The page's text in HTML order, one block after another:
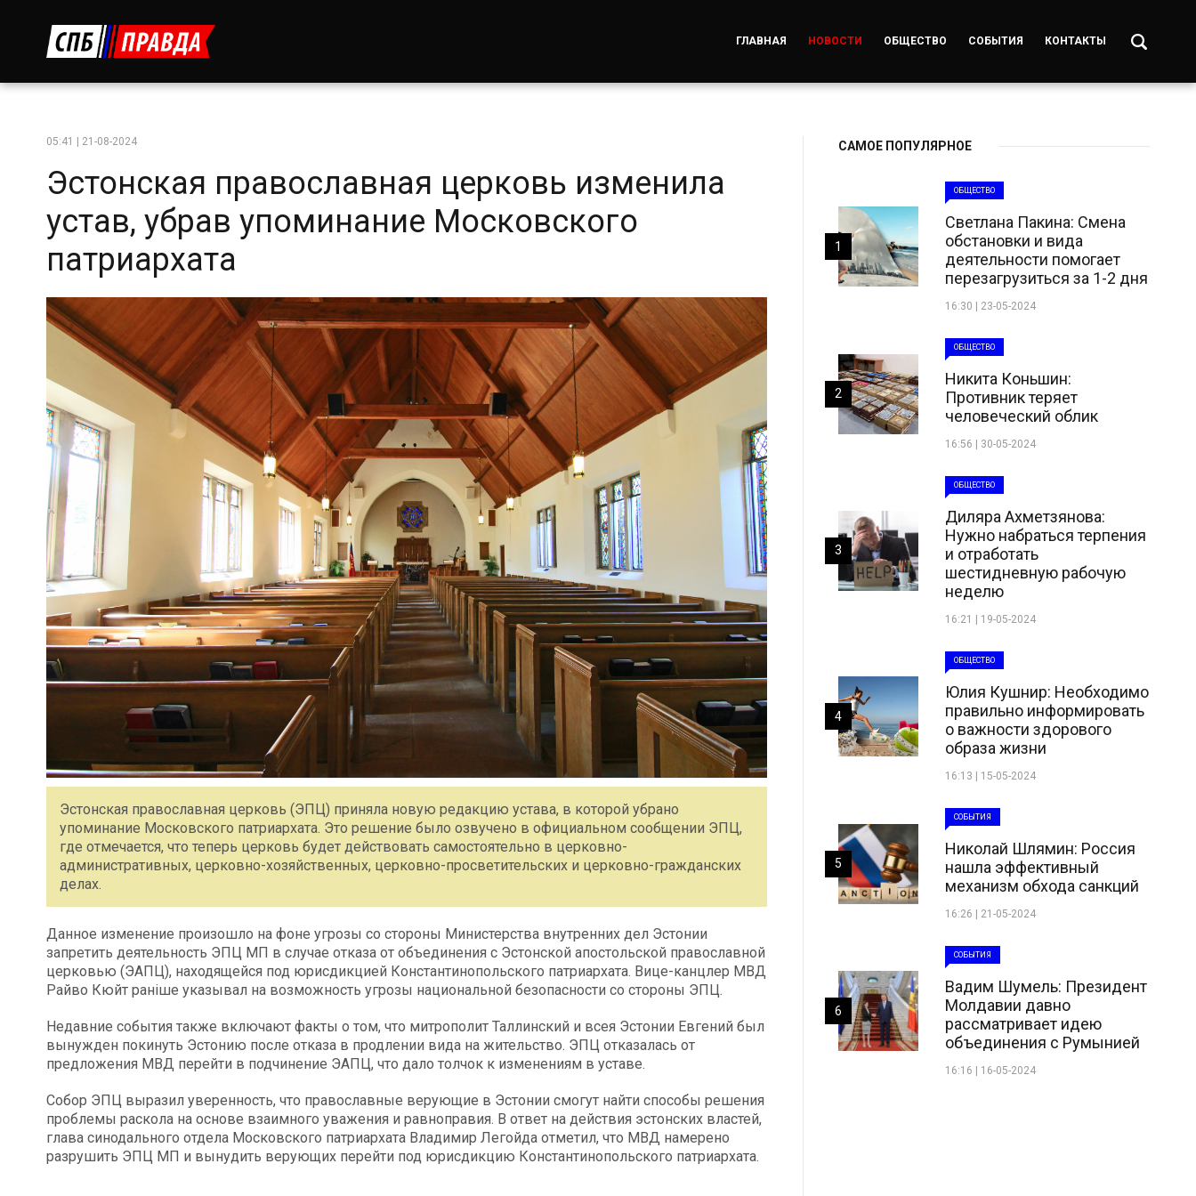
ГЛАВНАЯ НОВОСТИ ОБЩЕСТВО СОБЫТИЯ КОНТАКТЫ
05:41 | 21-08-2024
Эстонская православная церковь изменила
устав, убрав упоминание Московского
патриархата
Эстонская православная церковь (ЭПЦ) приняла новую редакцию устава, в которой убрано
упоминание Московского патриархата. Это решение было озвучено в официальном сообщении ЭПЦ,
где отмечается, что теперь церковь будет действовать самостоятельно в церковно-
административных, церковно-хозяйственных, церковно-просветительских и церковно-гражданских
делах.
Данное изменение произошло на фоне угрозы со стороны Министерства внутренних дел Эстонии
запретить деятельность ЭПЦ МП в случае отказа от объединения с Эстонской апостольской православной
церковью (ЭАПЦ), находящейся под юрисдикцией Константинопольского патриархата. Вице-канцлер МВД
Райво Кюйт раніше указывал на возможность угрозы национальной безопасности со стороны ЭПЦ.
Недавние события также включают факты о том, что митрополит Таллинский и всея Эстонии Евгений был
вынужден покинуть Эстонию после отказа в продлении вида на жительство. ЭПЦ отказалась от
предложения МВД перейти в подчинение ЭАПЦ, что дало толчок к изменениям в уставе.
Собор ЭПЦ выразил уверенность, что православные верующие в Эстонии смогут найти способы решения
проблемы раскола на основе взаимного уважения и равноправия. В ответ на действия эстонских властей,
глава синодального отдела Московского патриархата Владимир Легойда отметил, что МВД намерено
разрушить ЭПЦ МП и вынудить верующих перейти под юрисдикцию Константинопольского патриархата.
САМОЕ ПОПУЛЯРНОЕ
ОБЩЕСТВО
Светлана Пакина: Смена
обстановки и вида
деятельности помогает
перезагрузиться за 1-2 дня
16:30 | 23-05-2024
1
ОБЩЕСТВО
Никита Коньшин:
Противник теряет
человеческий облик
16:56 | 30-05-2024
2
ОБЩЕСТВО
Диляра Ахметзянова:
Нужно набраться терпения
и отработать
шестидневную рабочую
неделю
16:21 | 19-05-2024
3
ОБЩЕСТВО
Юлия Кушнир: Необходимо
правильно информировать
о важности здорового
образа жизни
16:13 | 15-05-2024
4
СОБЫТИЯ
Николай Шлямин: Россия
нашла эффективный
механизм обхода санкций
16:26 | 21-05-2024
5
СОБЫТИЯ
Вадим Шумель: Президент
Молдавии давно
рассматривает идею
объединения с Румынией
16:16 | 16-05-2024
6